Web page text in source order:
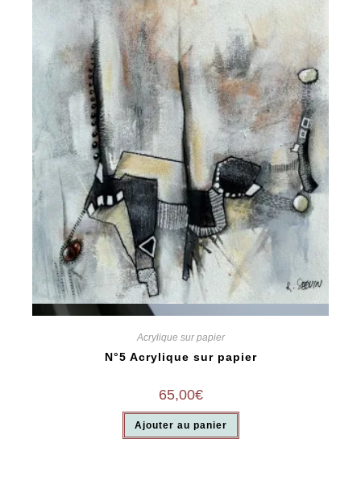
Acrylique sur papier
N°5 Acrylique sur papier
65,00€
Ajouter au panier